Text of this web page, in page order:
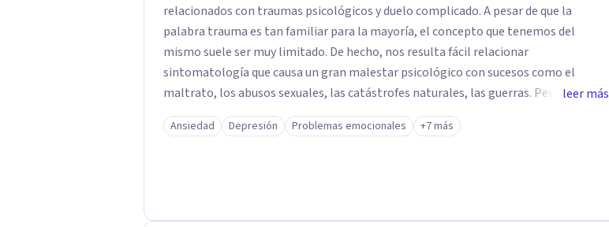
relacionados con traumas psicológicos y duelo complicado. A pesar de que la
palabra trauma es tan familiar para la mayoría, el concepto que tenemos del
mismo suele ser muy limitado. De hecho, nos resulta fácil relacionar
sintomatología que causa un gran malestar psicológico con sucesos como el
maltrato, los abusos sexuales, las catástrofes naturales, las guerras. Pero nos
cuesta ver la relación que existe entre sintomatología que nos limita mucho en
nuestro día a día como la sintomatología depresiva, la ansiosa, los trastornos de
desapercibidos de cara al exterior e incluso pueden ser difíciles de identificar para
leer más
Ansiedad Depresión Problemas emocionales +7 más